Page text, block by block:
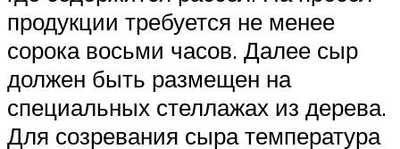
продукции требуется не менее
сорока восьми часов. Далее сыр
должен быть размещен на
специальных стеллажах из дерева.
Для созревания сыра температура